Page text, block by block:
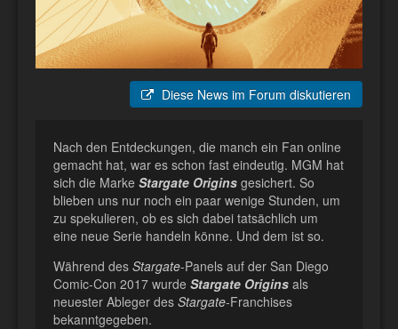
Diese News im Forum diskutieren
Nach den Entdeckungen, die manch ein Fan online
gemacht hat, war es schon fast eindeutig. MGM hat
sich die Marke Stargate Origins gesichert. So
blieben uns nur noch ein paar wenige Stunden, um
zu spekulieren, ob es sich dabei tatsächlich um
eine neue Serie handeln könne. Und dem ist so.
Während des Stargate-Panels auf der San Diego
Comic-Con 2017 wurde Stargate Origins als
neuester Ableger des Stargate-Franchises
bekanntgegeben.